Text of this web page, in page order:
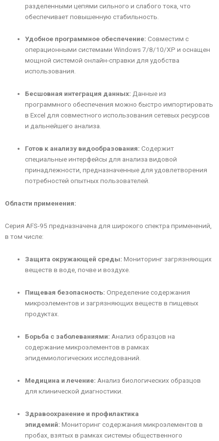
разделенными цепями сильного и слабого тока, что
обеспечивает повышенную стабильность.
Удобное программное обеспечение: Совместим с
операционными системами Windows 7/8/10/XP и оснащен
мощной системой онлайн-справки для удобства
использования.
Бесшовная интеграция данных: Данные из
программного обеспечения можно быстро импортировать
в Excel для совместного использования сетевых ресурсов
и дальнейшего анализа.
Готов к анализу видообразования: Содержит
специальные интерфейсы для анализа видовой
принадлежности, предназначенные для удовлетворения
потребностей опытных пользователей.
Области применения:
Серия AFS-95 предназначена для широкого спектра применений,
в том числе:
Защита окружающей среды: Мониторинг загрязняющих
веществ в воде, почве и воздухе.
Пищевая безопасность: Определение содержания
микроэлементов и загрязняющих веществ в пищевых
продуктах.
Борьба с заболеваниями: Анализ образцов на
содержание микроэлементов в рамках
эпидемиологических исследований.
Медицина и лечение: Анализ биологических образцов
для клинической диагностики.
Здравоохранение и профилактика
эпидемий: Мониторинг содержания микроэлементов в
пробах, взятых в рамках системы общественного